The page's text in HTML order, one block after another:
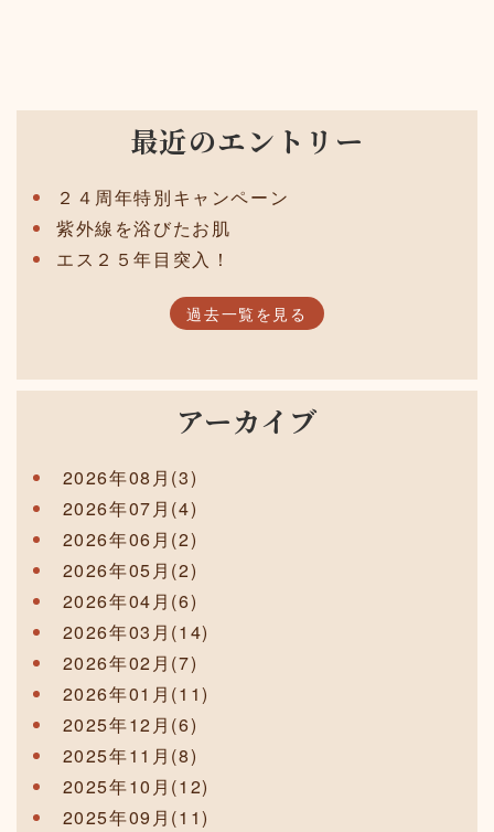
最近のエントリー
２４周年特別キャンペーン
紫外線を浴びたお肌
エス２５年目突入！
過去一覧を見る
アーカイブ
2026年08月(3)
2026年07月(4)
2026年06月(2)
2026年05月(2)
2026年04月(6)
2026年03月(14)
2026年02月(7)
2026年01月(11)
2025年12月(6)
2025年11月(8)
2025年10月(12)
2025年09月(11)